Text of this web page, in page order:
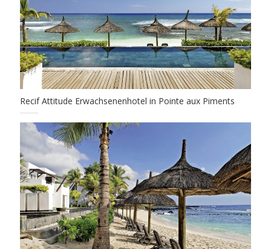
Recif Attitude Erwachsenenhotel in Pointe aux Piments